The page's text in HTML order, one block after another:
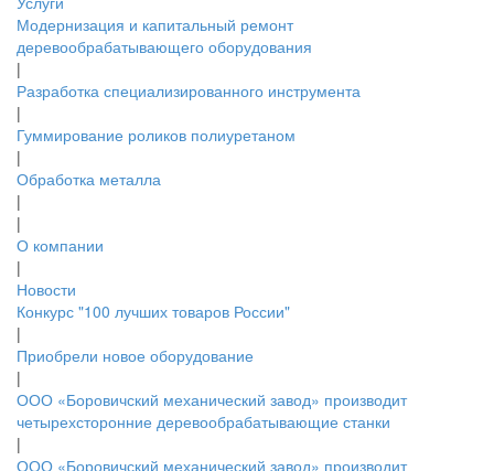
Модернизация и капитальный ремонт
деревообрабатывающего оборудования
|
Разработка специализированного инструмента
|
Гуммирование роликов полиуретаном
|
Обработка металла
|
|
О компании
|
Новости
Конкурс "100 лучших товаров России"
|
Приобрели новое оборудование
|
ООО «Боровичский механический завод» производит
четырехсторонние деревообрабатывающие станки
|
ООО «Боровичский механический завод» производит